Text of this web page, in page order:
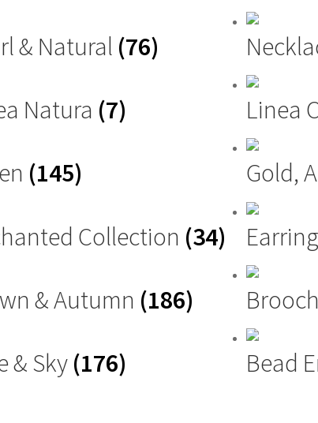
& Natural (76)
Natura (7) Linea
(145) Gold,
Collection (34)
& Autumn (186)
& Sky (176) Bead